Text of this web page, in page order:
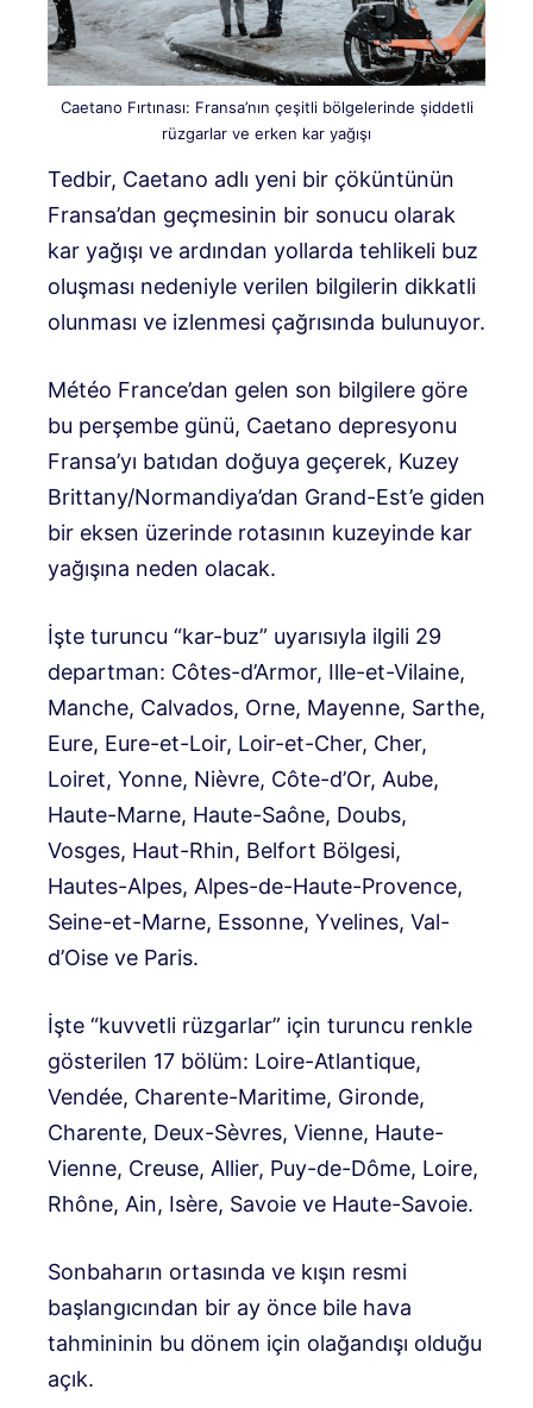
Caetano Fırtınası: Fransa’nın çeşitli bölgelerinde şiddetli
rüzgarlar ve erken kar yağışı
Tedbir, Caetano adlı yeni bir çöküntünün
Fransa’dan geçmesinin bir sonucu olarak
kar yağışı ve ardından yollarda tehlikeli buz
oluşması nedeniyle verilen bilgilerin dikkatli
olunması ve izlenmesi çağrısında bulunuyor.
Météo France’dan gelen son bilgilere göre
bu perşembe günü, Caetano depresyonu
Fransa’yı batıdan doğuya geçerek, Kuzey
Brittany/Normandiya’dan Grand-Est’e giden
bir eksen üzerinde rotasının kuzeyinde kar
yağışına neden olacak.
İşte turuncu “kar-buz” uyarısıyla ilgili 29
departman: Côtes-d’Armor, Ille-et-Vilaine,
Manche, Calvados, Orne, Mayenne, Sarthe,
Eure, Eure-et-Loir, Loir-et-Cher, Cher,
Loiret, Yonne, Nièvre, Côte-d’Or, Aube,
Haute-Marne, Haute-Saône, Doubs,
Vosges, Haut-Rhin, Belfort Bölgesi,
Hautes-Alpes, Alpes-de-Haute-Provence,
Seine-et-Marne, Essonne, Yvelines, Val-
d’Oise ve Paris.
İşte “kuvvetli rüzgarlar” için turuncu renkle
gösterilen 17 bölüm: Loire-Atlantique,
Vendée, Charente-Maritime, Gironde,
Charente, Deux-Sèvres, Vienne, Haute-
Vienne, Creuse, Allier, Puy-de-Dôme, Loire,
Rhône, Ain, Isère, Savoie ve Haute-Savoie.
Sonbaharın ortasında ve kışın resmi
başlangıcından bir ay önce bile hava
tahmininin bu dönem için olağandışı olduğu
açık.